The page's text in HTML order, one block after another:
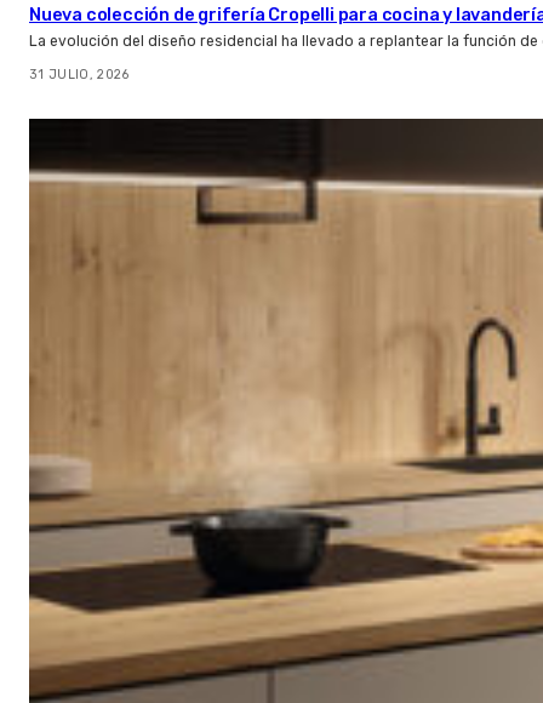
Nueva colección de grifería Cropelli para cocina y
La evolución del diseño residencial ha llevado a replantear la función
31 JULIO, 2026